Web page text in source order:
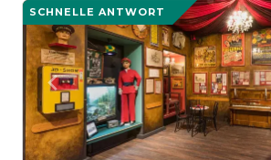
SCHNELLE ANTWORT